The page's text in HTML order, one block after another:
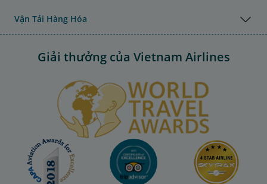
Vận Tải Hàng Hóa
Giải thưởng của Vietnam Airlines